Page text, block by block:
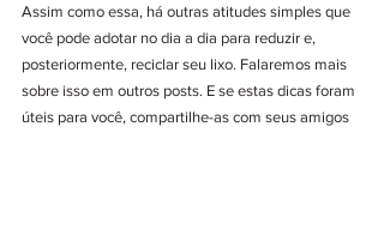
Assim como essa, há outras atitudes simples que
você pode adotar no dia a dia para reduzir e,
posteriormente, reciclar seu lixo. Falaremos mais
sobre isso em outros posts. E se estas dicas foram
úteis para você, compartilhe-as com seus amigos